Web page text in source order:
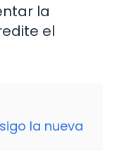
la
el
la nueva